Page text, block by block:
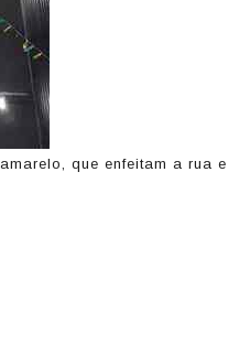
que enfeitam a rua e